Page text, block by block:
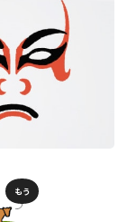
もう